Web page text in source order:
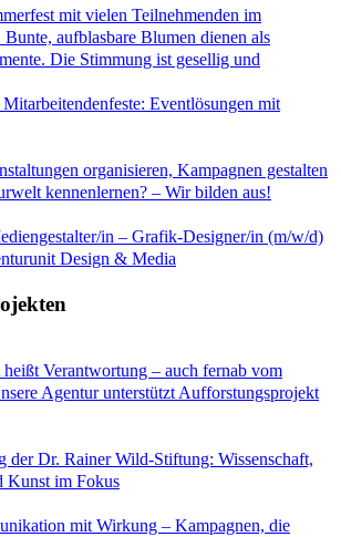
Eventlösungen mit
organisieren, Kampagnen gestalten
kennenlernen? – Wir bilden aus!
in – Grafik-Designer/in (m/w/d)
Design & Media
Verantwortung – auch fernab vom
Agentur unterstützt Aufforstungsprojekt
der Dr. Rainer Wild-Stiftung: Wissenschaft,
Kunst im Fokus
mit Wirkung – Kampagnen, die